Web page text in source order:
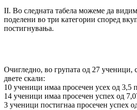
II. Во следната табела можеме да
поделени во три категории спо­ред
постигнувања.
Очигледно, во групата од 27
двете скали:
10 ученици имаа просечен усех од 3,5
14 ученици имаа просечен успех од
3 ученици постигнаа просечен успех